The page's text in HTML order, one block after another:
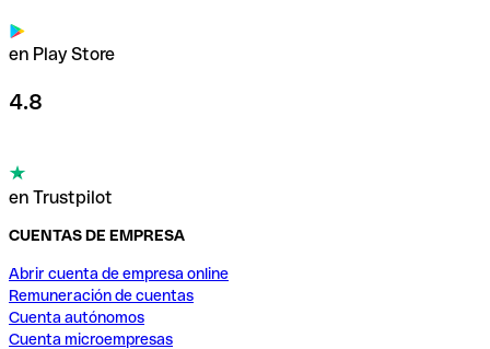
en Play Store
4.8
en Trustpilot
CUENTAS DE EMPRESA
Abrir cuenta de empresa online
Remuneración de cuentas
Cuenta autónomos
Cuenta microempresas